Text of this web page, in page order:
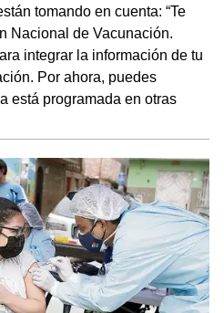
tomando en cuenta: “Te
Nacional de Vacunación.
integrar la información de tu
Por ahora, puedes
está programada en otras